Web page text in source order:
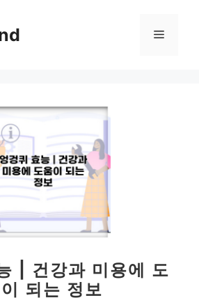
메
| 건강과 미용에 도
되는 정보